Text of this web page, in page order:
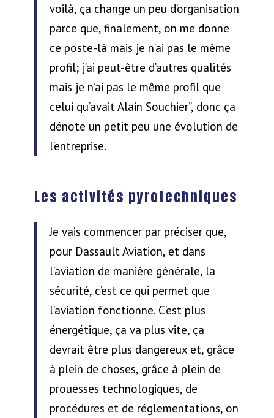
voilà, ça change un peu d’organisation
parce que, finalement, on me donne
ce poste-là mais je n’ai pas le même
profil; j’ai peut-être d’autres qualités
mais je n’ai pas le même profil que
celui qu’avait Alain Souchier”, donc ça
dénote un petit peu une évolution de
l’entreprise.
Les activités pyrotechniques
Je vais commencer par préciser que,
pour Dassault Aviation, et dans
l’aviation de manière générale, la
sécurité, c’est ce qui permet que
l’aviation fonctionne. C’est plus
énergétique, ça va plus vite, ça
devrait être plus dangereux et, grâce
à plein de choses, grâce à plein de
prouesses technologiques, de
procédures et de réglementations, on